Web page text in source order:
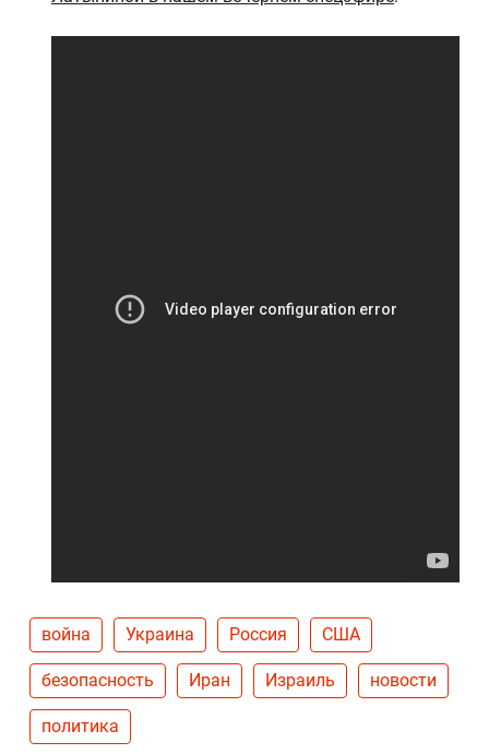
война Украина Россия США
безопасность Иран Израиль новости
политика